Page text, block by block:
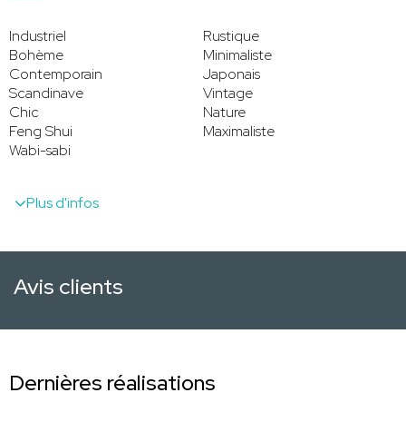
Industriel
Rustique
Bohème
Minimaliste
Contemporain
Japonais
Scandinave
Vintage
Chic
Nature
Feng Shui
Maximaliste
Wabi-sabi
Plus d'infos
Avis clients
Dernières réalisations